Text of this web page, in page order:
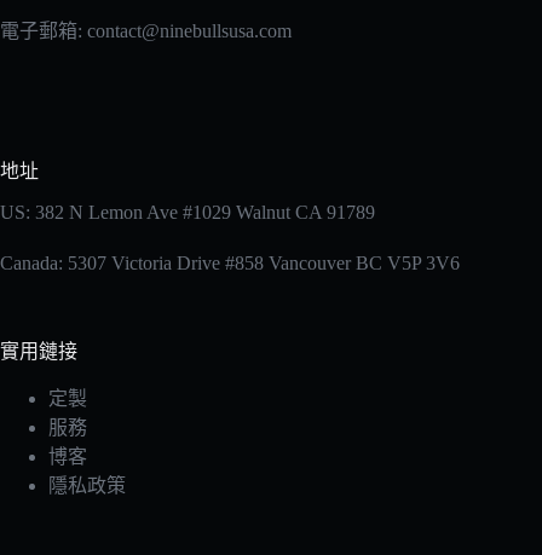
電子郵箱: contact@ninebullsusa.com
地址
US: 382 N Lemon Ave #1029 Walnut CA 91789
Canada: 5307 Victoria Drive #858 Vancouver BC V5P 3V6
實用鏈接
定製
服務
博客
隱私政策